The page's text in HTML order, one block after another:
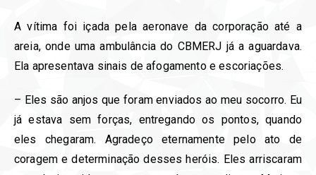
A vítima foi içada pela aeronave da corporação até a
areia, onde uma ambulância do CBMERJ já a aguardava.
Ela apresentava sinais de afogamento e escoriações.
– Eles são anjos que foram enviados ao meu socorro. Eu
já estava sem forças, entregando os pontos, quando
eles chegaram. Agradeço eternamente pelo ato de
coragem e determinação desses heróis. Eles arriscaram